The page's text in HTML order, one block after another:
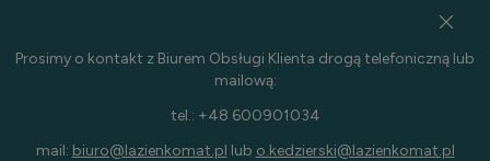
Prosimy o kontakt z Biurem Obsługi Klienta drogą telefoniczną lub
mailową:
tel.: +48 600901034
mail: biuro@lazienkomat.pl lub o.kedzierski@lazienkomat.pl